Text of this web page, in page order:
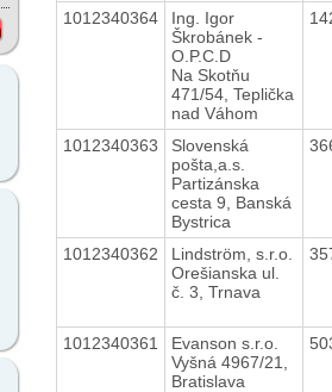
1012340364
Ing. Igor
Škrobánek -
O.P.C.D
Na Skotňu
471/54, Teplička
nad Váhom
1012340363
Slovenská
pošta,a.s.
Partizánska
cesta 9, Banská
Bystrica
1012340362
Lindström, s.r.o.
Orešianska ul.
č. 3, Trnava
1012340361
Evanson s.r.o.
Vyšná 4967/21,
Bratislava